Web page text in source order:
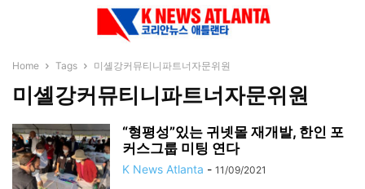
Home Tags 미셸강커뮤티니파트너자문위원
미셸강커뮤티니파트너자문위원
“형평성”있는 귀넷몰 재개발, 한인 포
커스그룹 미팅 연다
K News Atlanta - 11/09/2021